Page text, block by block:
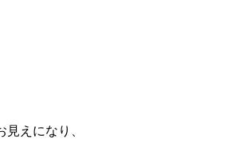
えになり、